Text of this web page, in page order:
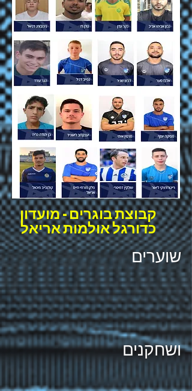
קבוצת בוגרים - מועדון
כדורגל אולמות אריאל
שוערים
ושחקנים